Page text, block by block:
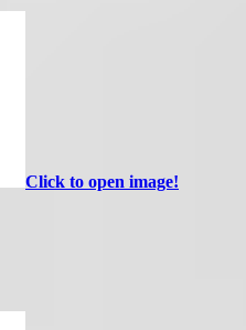
Click to open image!